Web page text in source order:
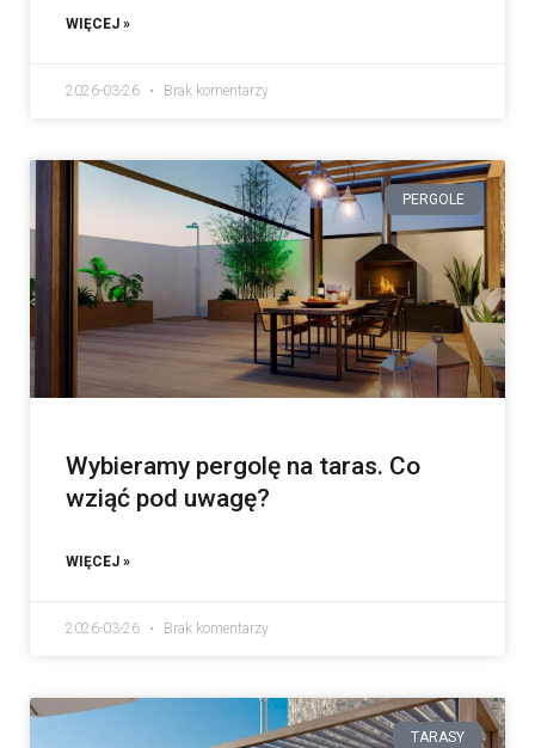
WIĘCEJ »
2026-03-26 Brak komentarzy
PERGOLE
Wybieramy pergolę na taras. Co
wziąć pod uwagę?
WIĘCEJ »
2026-03-26 Brak komentarzy
TARASY